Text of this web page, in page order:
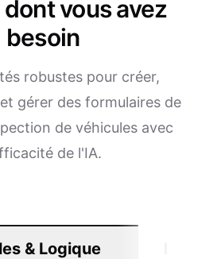
vous avez
besoin
robustes pour créer,
gérer des formulaires de
de véhicules avec
de l'IA.
& Logique